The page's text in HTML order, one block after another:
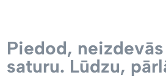
Piedod,
saturu. Lūdzu,